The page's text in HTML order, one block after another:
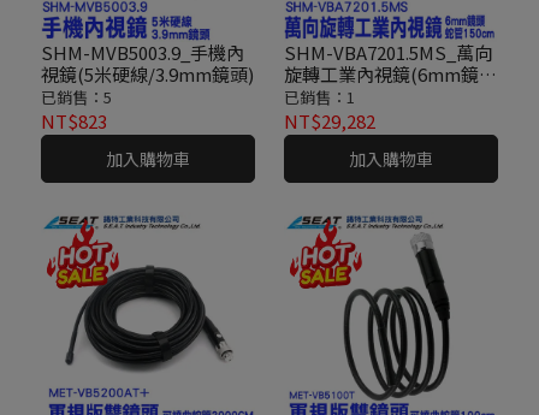
SHM-MVB5003.9_手機內
視鏡(5米硬線/3.9mm鏡頭)
已銷售：5
NT$823
加入購物車
SHM-VBA7201.5MS_萬向
旋轉工業內視鏡(6mm鏡
頭/蛇管150cm)
已銷售：1
NT$29,282
加入購物車